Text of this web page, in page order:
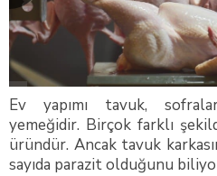
Ev yapımı tavuk,
yemeğidir. Birçok farklı
üründür. Ancak tavuk
sayıda parazit olduğunu